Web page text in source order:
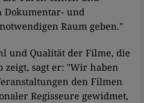
Dokumentar- und
Raum geben."
und Qualität der Filme, die
zeigt, sagt er: "Wir haben
den Filmen
Regisseure gewidmet,